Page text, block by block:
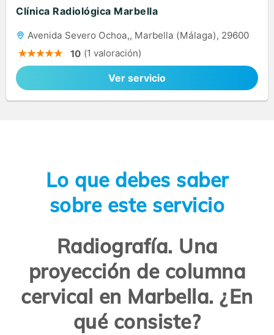
Clínica Radiológica Marbella
Avenida Severo Ochoa,, Marbella (Málaga), 29600
10 (1 valoración)
Ver servicio
Lo que debes saber
sobre este servicio
Radiografía. Una
proyección de columna
cervical en Marbella. ¿En
qué consiste?